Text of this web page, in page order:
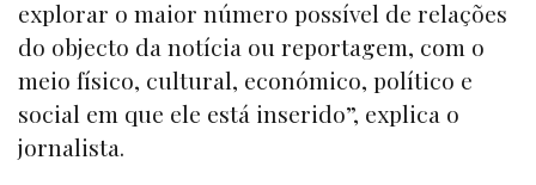
explorar o maior número possível de relações
do objecto da notícia ou reportagem, com o
meio físico, cultural, económico, político e
social em que ele está inserido”, explica o
jornalista.